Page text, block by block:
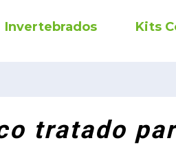
Invertebrados Kits
tratado